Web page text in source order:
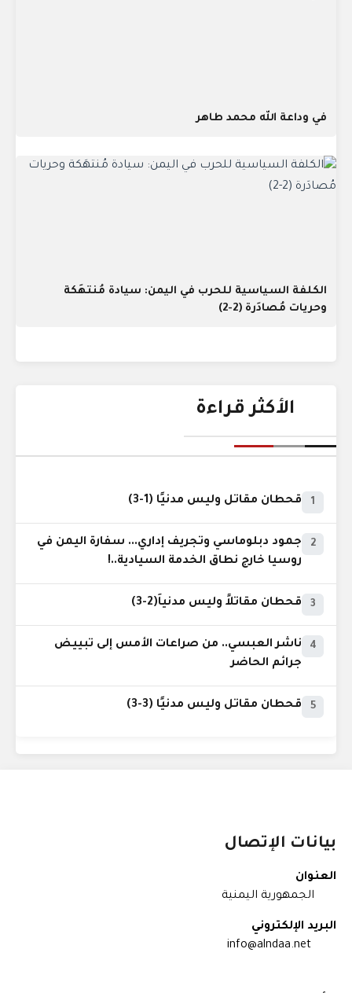
في وداعة الله محمد طاهر
الكلفة السياسية للحرب في اليمن: سيادة مُنتهَكة
وحريات مُصادَرة (2-2)
الأكثر قراءة
1 قحطان مقاتل وليس مدنيًا (1-3)
2
جمود دبلوماسي وتجريف إداري... سفارة اليمن في
روسيا خارج نطاق الخدمة السيادية..!
3 قحطان مقاتلاً وليس مدنياً(2-3)
4
ناشر العبسي.. من صراعات الأمس إلى تبييض
جرائم الحاضر
5 قحطان مقاتل وليس مدنيًا (3-3)
بيانات الإتصال
العنوان
الجمهورية اليمنية
البريد الإلكتروني
info@alndaa.net